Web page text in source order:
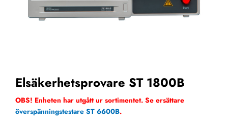
Elsäkerhetsprovare ST 1800B
OBS! Enheten har utgått ur sortimentet. Se ersättare
överspänningstestare ST 6600B.